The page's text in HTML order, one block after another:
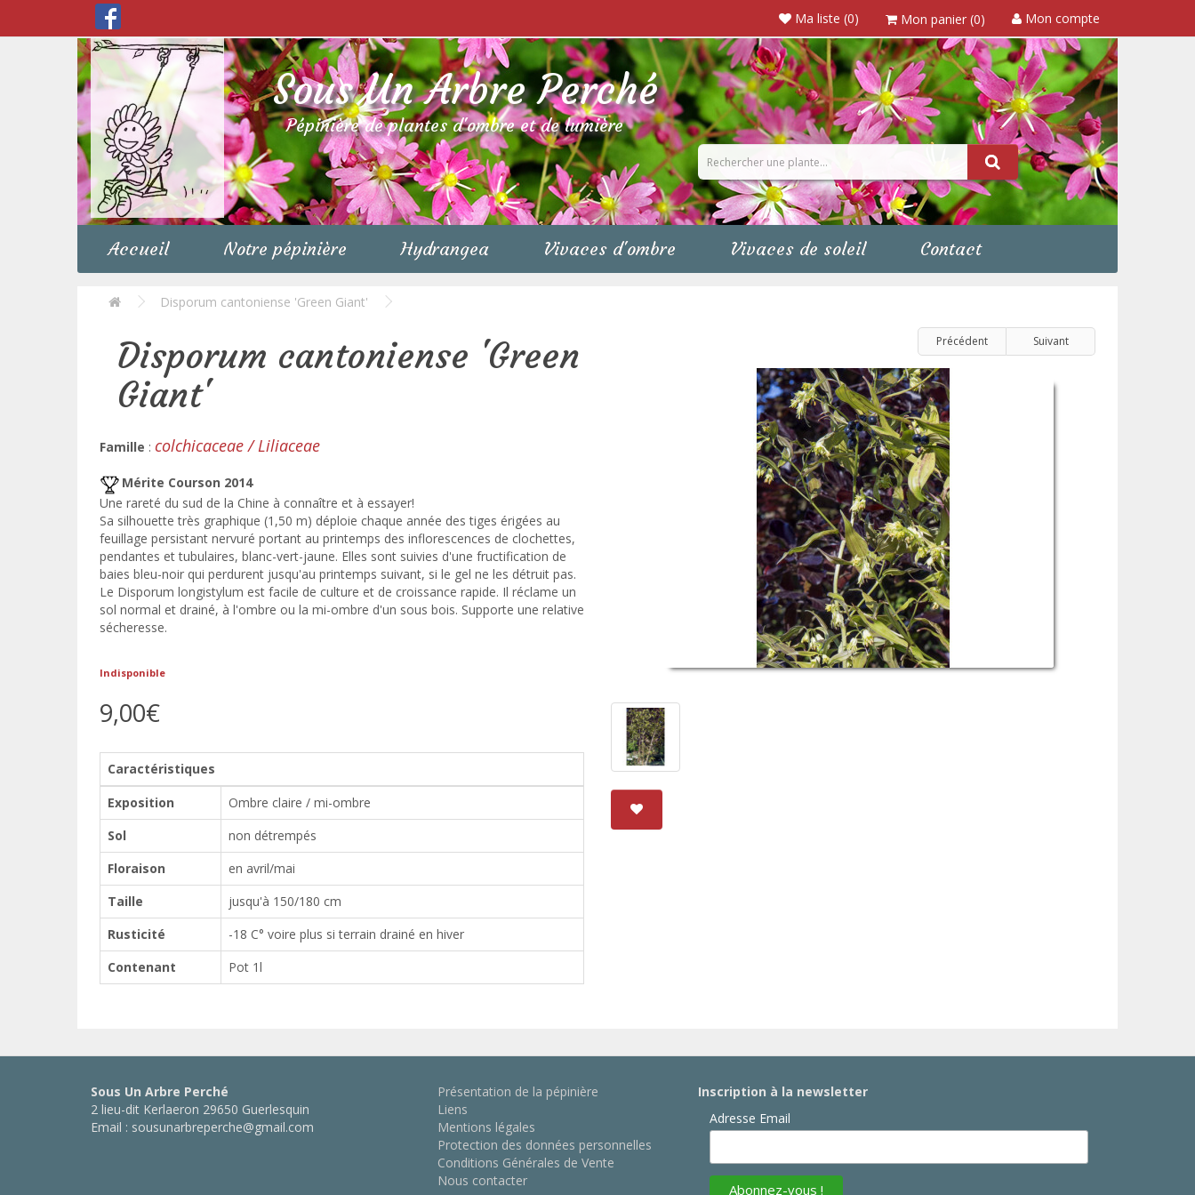
Ma liste (0) Mon panier (0) Mon compte
Sous Un Arbre Perché
Pépinière de plantes d'ombre et de lumière
Accueil Notre pépinière Hydrangea Vivaces d'ombre Vivaces de soleil Contact
Disporum cantoniense 'Green Giant'
Disporum cantoniense 'Green
Giant'
Famille : colchicaceae / Liliaceae
Mérite Courson 2014
Une rareté du sud de la Chine à connaître et à essayer!
Sa silhouette très graphique (1,50 m) déploie chaque année des tiges érigées au
feuillage persistant nervuré portant au printemps des inflorescences de clochettes,
pendantes et tubulaires, blanc-vert-jaune. Elles sont suivies d'une fructification de
baies bleu-noir qui perdurent jusqu'au printemps suivant, si le gel ne les détruit pas.
Le Disporum longistylum est facile de culture et de croissance rapide. Il réclame un
sol normal et drainé, à l'ombre ou la mi-ombre d'un sous bois. Supporte une relative
sécheresse.
Indisponible
9,00€
Caractéristiques
Exposition
Ombre claire / mi-ombre
Sol
non détrempés
Floraison
en avril/mai
Taille
jusqu'à 150/180 cm
Rusticité
-18 C° voire plus si terrain drainé en hiver
Contenant
Pot 1l
Précédent Suivant
Sous Un Arbre Perché
2 lieu-dit Kerlaeron 29650 Guerlesquin
Email : sousunarbreperche@gmail.com
Présentation de la pépinière
Liens
Mentions légales
Protection des données personnelles
Conditions Générales de Vente
Nous contacter
Inscription à la newsletter
Adresse Email